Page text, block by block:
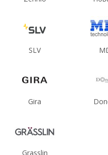
SLV
Gira
Grasslin